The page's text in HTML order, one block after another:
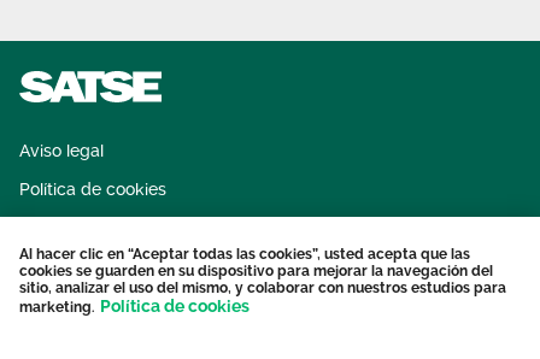
Aviso legal
Política de cookies
Protección datos personales
Contacto
Al hacer clic en “Aceptar todas las cookies”, usted acepta que las
cookies se guarden en su dispositivo para mejorar la navegación del
sitio, analizar el uso del mismo, y colaborar con nuestros estudios para
marketing. Política de cookies